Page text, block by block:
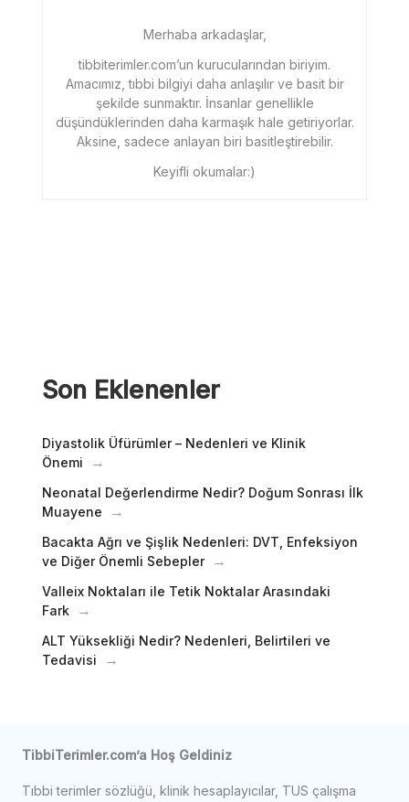
Merhaba arkadaşlar,
tibbiterimler.com’un kurucularından biriyim.
Amacımız, tıbbi bilgiyi daha anlaşılır ve basit bir
şekilde sunmaktır. İnsanlar genellikle
düşündüklerinden daha karmaşık hale getiriyorlar.
Aksine, sadece anlayan biri basitleştirebilir.
Keyifli okumalar:)
Son Eklenenler
Diyastolik Üfürümler – Nedenleri ve Klinik
Önemi
Neonatal Değerlendirme Nedir? Doğum Sonrası İlk
Muayene
Bacakta Ağrı ve Şişlik Nedenleri: DVT, Enfeksiyon
ve Diğer Önemli Sebepler
Valleix Noktaları ile Tetik Noktalar Arasındaki
Fark
ALT Yüksekliği Nedir? Nedenleri, Belirtileri ve
Tedavisi
TibbiTerimler.com’a Hoş Geldiniz
Tıbbi terimler sözlüğü, klinik hesaplayıcılar, TUS çalışma